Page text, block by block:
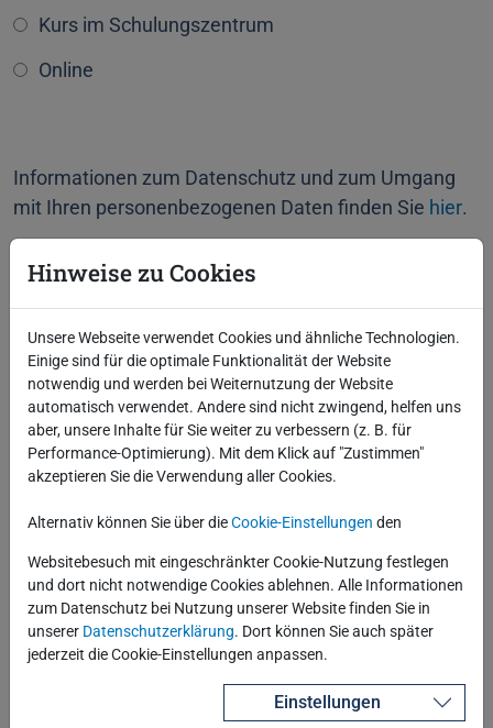
Kurs im Schulungszentrum
Online
Informationen zum Datenschutz und zum Umgang
mit Ihren personenbezogenen Daten finden Sie hier.
Teilnahmebedingungen
Es gelten dieTeilnahmebedingungender Robotron
Datenbank-Software GmbH.
Fakten
07.12.- 11.12.2026
1. Tag 10:00 - 17:00 Uhr,
Hinweise zu Cookies
Unsere Webseite verwendet Cookies und ähnliche Technologien.
Einige sind für die optimale Funktionalität der Website
notwendig und werden bei Weiternutzung der Website
automatisch verwendet. Andere sind nicht zwingend, helfen uns
aber, unsere Inhalte für Sie weiter zu verbessern (z. B. für
Performance-Optimierung). Mit dem Klick auf "Zustimmen"
akzeptieren Sie die Verwendung aller Cookies.
Alternativ können Sie über dieCookie-Einstellungen den
Websitebesuch mit eingeschränkter Cookie-Nutzung festlegen
und dort nicht notwendige Cookies ablehnen. Alle Informationen
zum Datenschutz bei Nutzung unserer Website finden Sie in
unserer Datenschutzerklärung. Dort können Sie auch später
jederzeit die Cookie-Einstellungen anpassen.
Einstellungen